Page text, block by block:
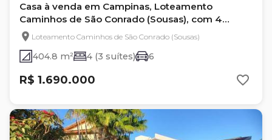
Casa à venda em Campinas, Loteamento
Caminhos de São Conrado (Sousas), com 4
quartos
Loteamento Caminhos de São Conrado (Sousas)
404.8 m² 4 (3 suítes) 6
R$ 1.690.000